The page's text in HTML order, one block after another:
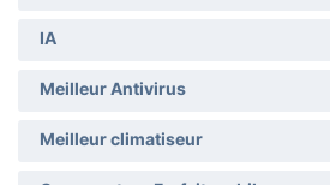
IA
Meilleur Antivirus
Meilleur climatiseur